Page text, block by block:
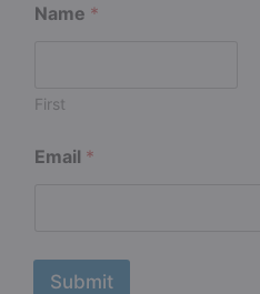
m
N
e
Name *
First
Email *
Submit